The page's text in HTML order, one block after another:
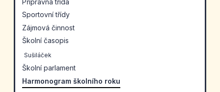
Sportovní třídy
Zájmová činnost
Školní časopis
Sušiláček
Školní parlament
Harmonogram školního roku